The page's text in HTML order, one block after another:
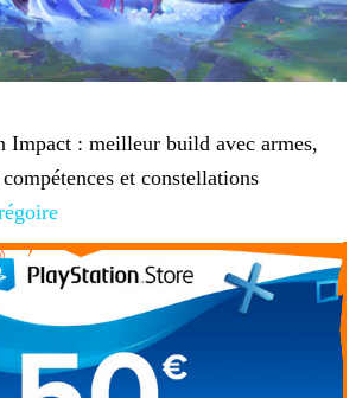
Impact : meilleur build avec armes,
et constellations